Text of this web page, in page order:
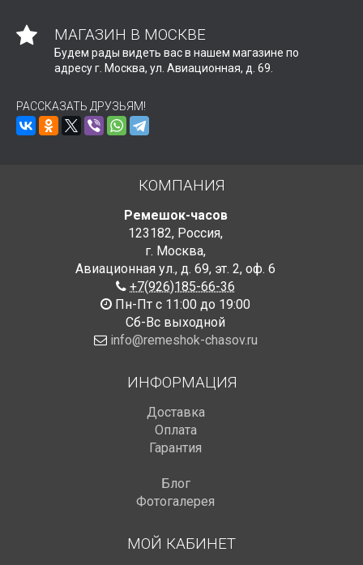
МАГАЗИН В МОСКВЕ
Будем рады видеть вас в нашем магазине по
адресу г. Москва, ул. Авиационная, д. 69.
РАССКАЗАТЬ ДРУЗЬЯМ!
КОМПАНИЯ
Ремешок-часов
123182, Россия,
г. Москва,
Авиационная ул., д. 69, эт. 2, оф. 6
+7(926)185-66-36
Пн-Пт с 11:00 до 19:00
Сб-Вс выходной
info@remeshok-chasov.ru
ИНФОРМАЦИЯ
Доставка
Оплата
Гарантия
Блог
Фотогалерея
МОЙ КАБИНЕТ